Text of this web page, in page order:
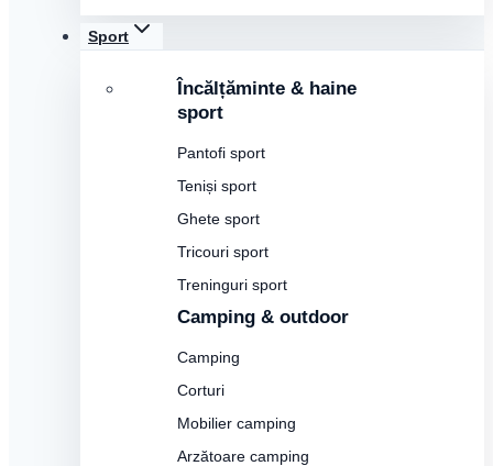
Sport
Încălțăminte & haine
sport
Pantofi sport
Teniși sport
Ghete sport
Tricouri sport
Treninguri sport
Camping & outdoor
Camping
Corturi
Mobilier camping
Arzătoare camping